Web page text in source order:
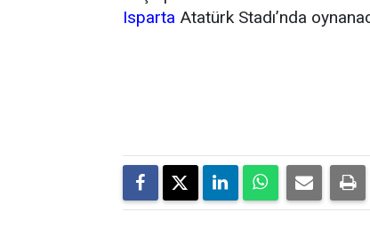
Isparta Atatürk Stadı’nda